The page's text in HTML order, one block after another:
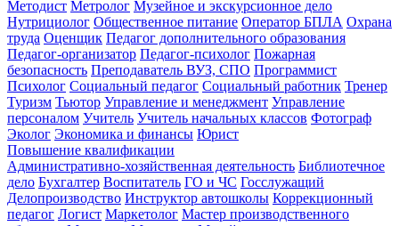
Методист Метролог Музейное и экскурсионное дело
Нутрициолог Общественное питание Оператор БПЛА Охрана
труда Оценщик Педагог дополнительного образования
Педагог-организатор Педагог-психолог Пожарная
безопасность Преподаватель ВУЗ, СПО Программист
Психолог Социальный педагог Социальный работник Тренер
Туризм Тьютор Управление и менеджмент Управление
персоналом Учитель Учитель начальных классов Фотограф
Эколог Экономика и финансы Юрист
Повышение квалификации
Административно-хозяйственная деятельность Библиотечное
дело Бухгалтер Воспитатель ГО и ЧС Госслужащий
Делопроизводство Инструктор автошколы Коррекционный
педагог Логист Маркетолог Мастер производственного